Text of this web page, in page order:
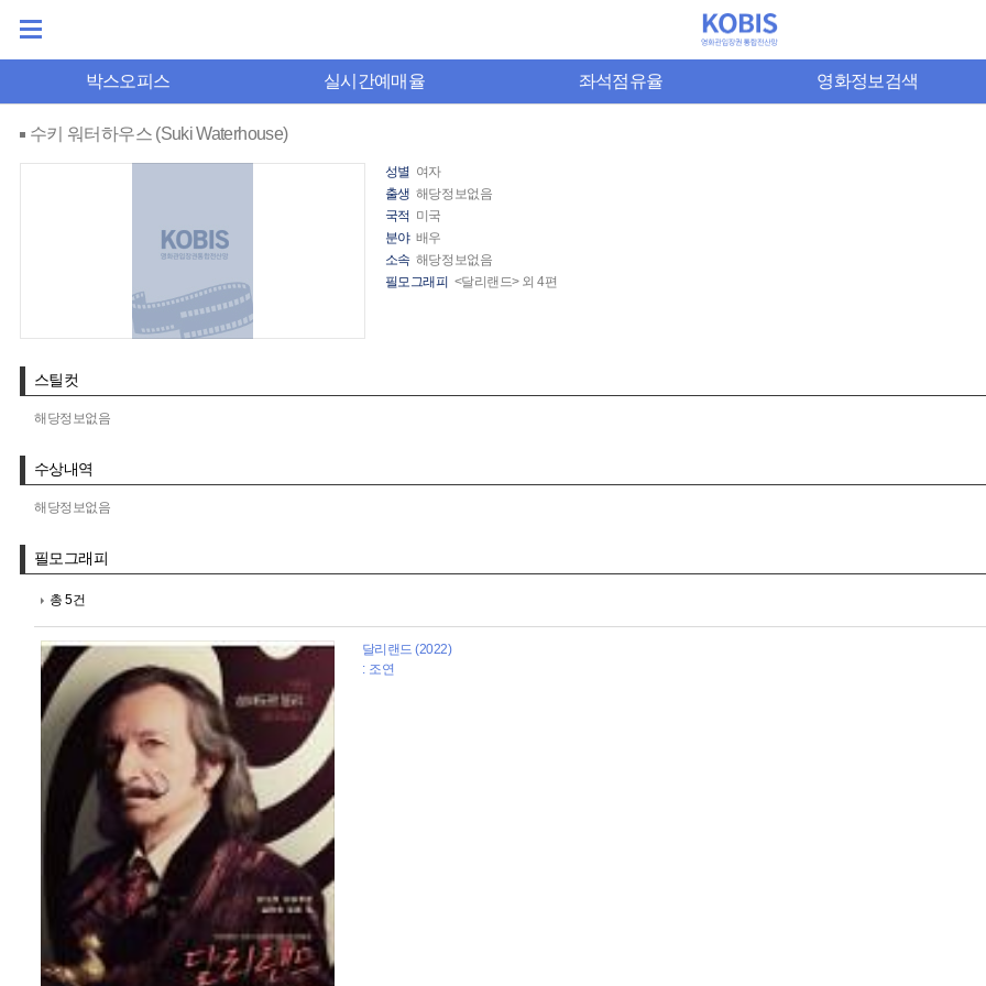
박스오피스 실시간예매율 좌석점유율 영화정보검색
수키 워터하우스 (Suki Waterhouse)
성별 여자
출생 해당정보없음
국적 미국
분야 배우
소속 해당정보없음
필모그래피 <달리랜드> 외 4편
스틸컷
해당정보없음
수상내역
해당정보없음
필모그래피
총 5건
달리랜드 (2022)
: 조연